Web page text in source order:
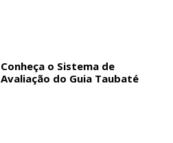
Conheça o Sistema de
Avaliação do Guia Taubaté